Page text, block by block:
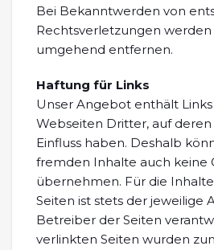
Bei Bekanntwerden von
Rechtsverletzungen
umgehend entfernen.
Haftung für Links
Unser Angebot enthält
Webseiten Dritter, auf
Einfluss haben. Deshalb
fremden Inhalte auch keine
übernehmen. Für die
Seiten ist stets der jeweilige
Betreiber der Seiten
verlinkten Seiten wurden